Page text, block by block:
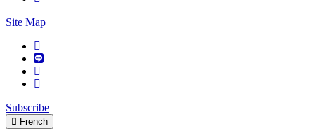
Site Map
Subscribe
French